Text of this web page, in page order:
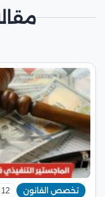
تخصص القانون 12 فبراير 2026